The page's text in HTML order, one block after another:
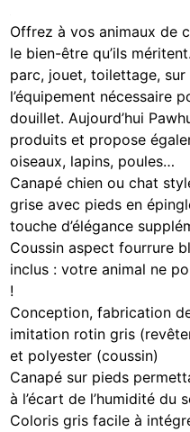
Offrez à vos animaux de
le bien-être qu’ils
parc, jouet, toilettage,
l’équipement nécessaire
douillet. Aujourd’hui
produits et propose
oiseaux, lapins, poules…
Canapé chien ou chat
grise avec pieds en
touche d’élégance
Coussin aspect fourrure
inclus : votre animal ne
!
Conception, fabrication
imitation rotin gris
et polyester (coussin)
Canapé sur pieds
à l’écart de l’humidité du
Coloris gris facile à